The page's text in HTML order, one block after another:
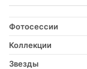
Фотосессии
Коллекции
Звезды